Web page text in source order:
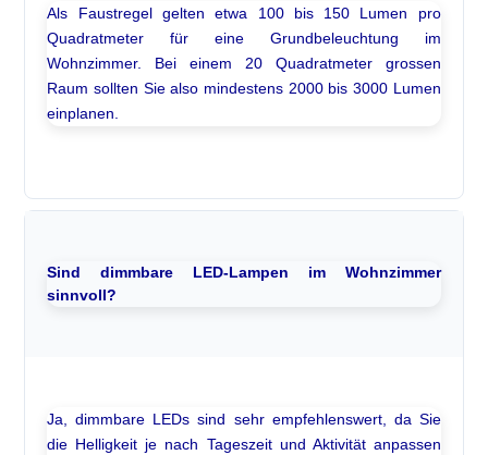
Als Faustregel gelten etwa 100 bis 150 Lumen pro
Quadratmeter für eine Grundbeleuchtung im
Wohnzimmer. Bei einem 20 Quadratmeter grossen
Raum sollten Sie also mindestens 2000 bis 3000 Lumen
einplanen.
Sind dimmbare LED-Lampen im Wohnzimmer
sinnvoll?
Ja, dimmbare LEDs sind sehr empfehlenswert, da Sie
die Helligkeit je nach Tageszeit und Aktivität anpassen